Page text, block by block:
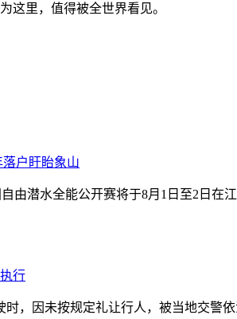
里，值得被全世界看见。
户盱眙象山
由潜水全能公开赛将于8月1日至2日
行
，因未按规定礼让行人，被当地交